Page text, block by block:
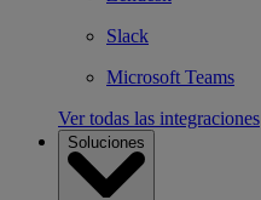
Slack
Microsoft Teams
Ver todas las integraciones
Soluciones